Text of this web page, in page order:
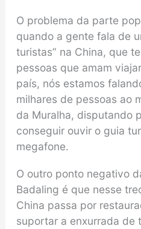
O problema da parte
quando a gente fala de
turistas” na China, que
pessoas que amam
país, nós estamos
milhares de pessoas ao
da Muralha, disputando
conseguir ouvir o guia
megafone.
O outro ponto negativo
Badaling é que nesse
China passa por
suportar a enxurrada de